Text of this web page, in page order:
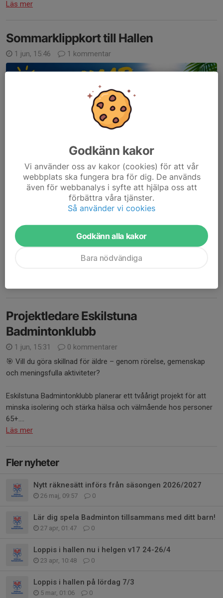
Läs mer
Sommarklippkort till Hallen
1 jun, 15:46 1 kommentar
Sugen på att spela under sommaren ?
23/6 fram till 10:e Augusti.
Projektledare Eskilstuna
Badmintonklubb
1 jun, 15:31
0 kommentarer
🎯 Vill du göra skillnad för äldre – genom rörelse, gemenskap
och meningsfulla aktiviteter?
Eskilstuna Badmintonklubb planerar ett tvåårigt projekt för att
minska isolering och stärka hälsa och välmående hos personer
65+....
Läs mer
Fler nyheter
Nytt räknesätt införs från säsongen 2026/2027
26 maj, 09:57 0
Lär dig spela Badminton tillsammans med ditt barn!
27 apr, 01:47 0
Loppis i hallen nu i helgen v17 24-26/4
23 apr, 10:48 0
Loppis i hallen på lördag 7/3
5 mar, 01:06 0
Godkänn kakor
Vi använder oss av kakor (cookies) för att vår
webbplats ska fungera bra för dig. De används
även för webbanalys i syfte att hjälpa oss att
förbättra våra tjänster.
Så använder vi cookies
Godkänn alla kakor
Bara nödvändiga